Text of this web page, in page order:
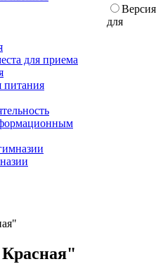
для приема
питания
Версия
для